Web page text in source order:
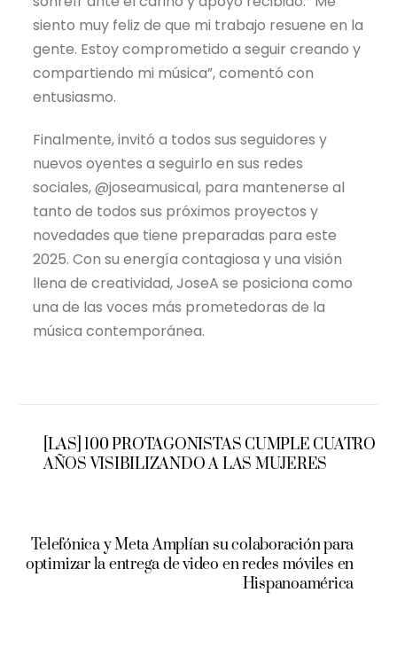
siento muy feliz de que mi trabajo resuene en la
gente. Estoy comprometido a seguir creando y
compartiendo mi música”, comentó con
entusiasmo.
Finalmente, invitó a todos sus seguidores y
nuevos oyentes a seguirlo en sus redes
sociales, @joseamusical, para mantenerse al
tanto de todos sus próximos proyectos y
novedades que tiene preparadas para este
2025. Con su energía contagiosa y una visión
llena de creatividad, JoseA se posiciona como
una de las voces más prometedoras de la
música contemporánea.
[LAS] 100 PROTAGONISTAS CUMPLE CUATRO
AÑOS VISIBILIZANDO A LAS MUJERES
Telefónica y Meta Amplían su colaboración para
optimizar la entrega de video en redes móviles en
Hispanoamérica